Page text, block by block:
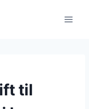
til